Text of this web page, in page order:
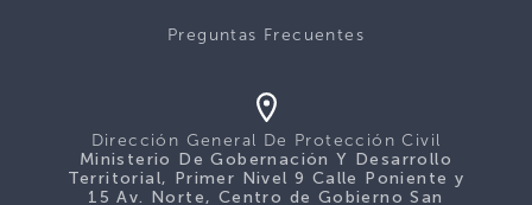
Preguntas Frecuentes
Dirección General De Protección Civil
Ministerio De Gobernación Y Desarrollo
Territorial, Primer Nivel 9 Calle Poniente y
15 Av. Norte, Centro de Gobierno San